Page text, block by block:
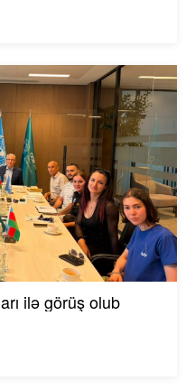
ilə görüş olub